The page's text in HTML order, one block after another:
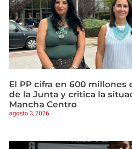
El PP cifra en 600 millones
de la Junta y critica la
Mancha Centro
agosto 3, 2026